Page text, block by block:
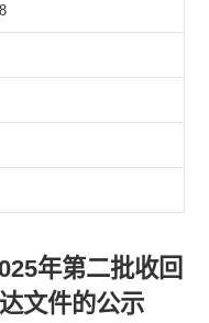
年第二批收回
文件的公示